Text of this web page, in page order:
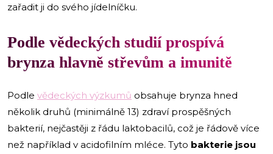
zařadit ji do svého jídelníčku.
Podle vědeckých studií prospívá
brynza hlavně střevům a imunitě
Podle vědeckých výzkumů obsahuje brynza hned
několik druhů (minimálně 13) zdraví prospěšných
bakterií, nejčastěji z řádu laktobacilů, což je řádově více
než například v acidofilním mléce. Tyto bakterie jsou